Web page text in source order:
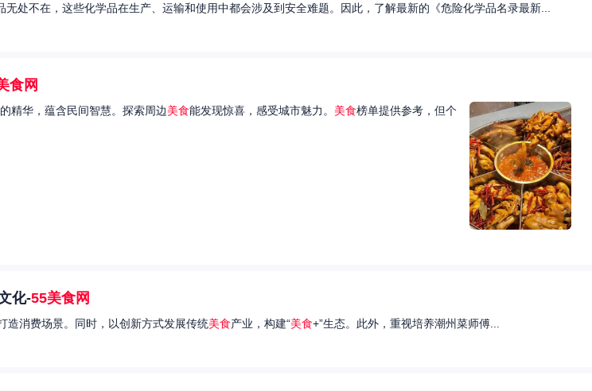
处不在，这些化学品在生产、运输和使用中都会涉及到安全难题。因此，了解最新的《危险化学品名录最新...
食网
精华，蕴含民间智慧。探索周边美食能发现惊喜，感受城市魅力。 美食榜单提供参考，但个
化-55美食网
造消费场景。同时，以创新方式发展传统美食产业，构建“美食+”生态。此外，重视培养潮州菜师傅...